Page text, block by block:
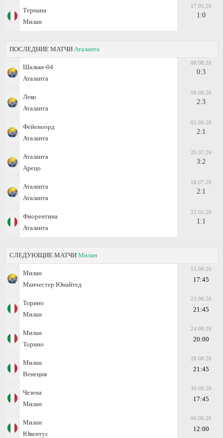
Тернана
Милан
17.05.26
1:0
ПОСЛЕДНИЕ МАТЧИ Аталанта
Шальке-04
Аталанта
08.08.26
0:3
Леко
Аталанта
08.08.26
2:3
Фейеноорд
Аталанта
02.08.26
2:1
Аталанта
Арецо
26.07.26
3:2
Аталанта
Аталанта
18.07.26
2:1
Фиорентина
Аталанта
22.05.26
1:1
СЛЕДУЮЩИЕ МАТЧИ Милан
Милан
Манчестер Юнайтед
15.08.26
17:45
Торино
Милан
23.08.26
21:45
Милан
Торино
24.08.26
20:00
Милан
Венеция
28.08.26
21:45
Чезена
Милан
30.08.26
17:45
Милан
Ювентус
06.09.26
12:00